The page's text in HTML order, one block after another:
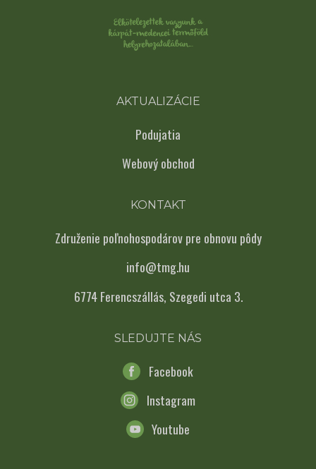
AKTUALIZÁCIE
Podujatia
Webový obchod
KONTAKT
Združenie poľnohospodárov pre obnovu pôdy
info@tmg.hu
6774 Ferencszállás, Szegedi utca 3.
SLEDUJTE NÁS
Facebook
Instagram
Youtube